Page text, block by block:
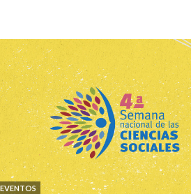
ciencias
pública
social
temáticas
Laboratorios
nacionales
Entidades
afines
De México
En Su 475
Aniversario
EVENTOS